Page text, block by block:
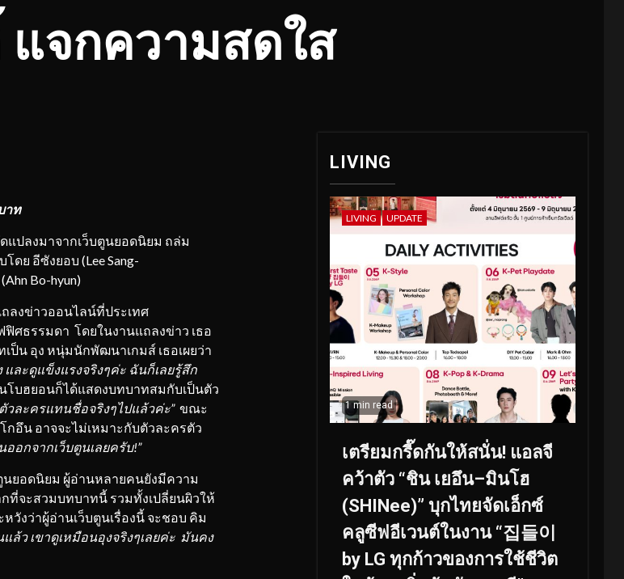
แจกความสดใส
าท
ดแปลงมาจากเว็บตูนยอดนิยม ถล่ม
ย อีซังยอบ (Lee Sang-
Bo-hyun)
ถลงข่าวออนไลน์ที่ประเทศ
ศธรรมดา โดยในงานแถลงข่าว เธอ
ป็น อุง หนุ่มนักพัฒนาเกมส์ เธอเผยว่า
และดูแข็งแรงจริงๆค่ะ ฉันก็เลยรู้สึก
โบฮยอนก็ได้แสดงบทบาทสมกับเป็นตัว
วละครแทนชื่อจริงๆไปแล้วค่ะ” ขณะ
อึน อาจจะไม่เหมาะกับตัวละครตัว
ออกจากเว็บตูนเลยครับ!”
นยอดนิยม ผู้อ่านหลายคนยังมีความ
ที่จะสวมบทบาทนี้ รวมทั้งเปลี่ยนผิวให้
วังว่าผู้อ่านเว็บตูนเรื่องนี้ จะชอบ คิม
ล้ว เขาดูเหมือนอุงจริงๆเลยค่ะ มันคง
LIVING
LIVING UPDATE
1 min read
เตรียมกรี๊ดกันให้สนั่น! แอลจี
คว้าตัว “ชิน เยอึน–มินโฮ
(SHINee)” บุกไทยจัดเอ็กซ์
คลูซีฟอีเวนต์ในงาน “집들이
by LG ทุกก้าวของการใช้ชีวิต